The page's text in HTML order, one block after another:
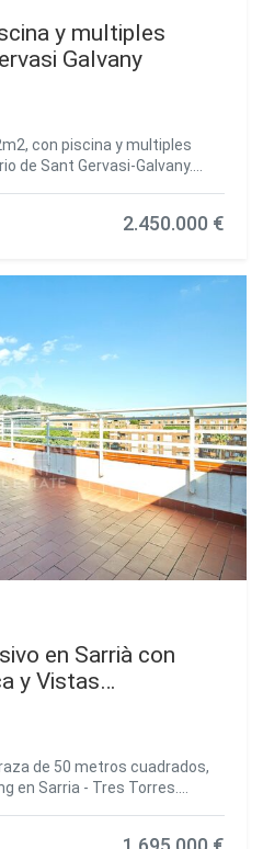
y multiples
Galvany
con piscina y multiples
de Sant Gervasi-Galvany.
a todo Barcelona.
y baño en suite y terraza
doble con armarios y otro
y pantalla, con salida a la
Dos dormitorio dobles con su
cocina equipada
de alta gama, cafetera y
y doble congelador), 1
de servicio con su baño
Planta, destinada a una gran
cerrada por cristaleras que en
Pavimentos de
Persianas motorizadas y
Aire acondicionado por
2.450.000 €
en Sarrià con
y Vistas
de 50 metros cuadrados,
en Sarria - Tres Torres.